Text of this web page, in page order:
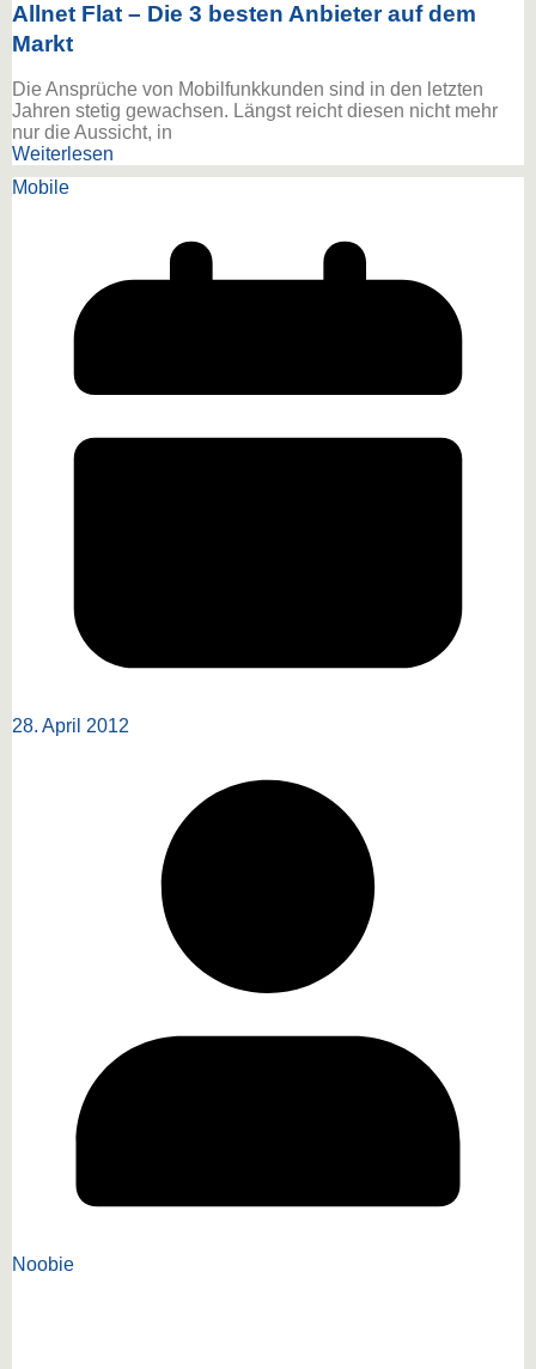
Allnet Flat – Die 3 besten Anbieter auf dem
Markt
Die Ansprüche von Mobilfunkkunden sind in den letzten
Jahren stetig gewachsen. Längst reicht diesen nicht mehr
nur die Aussicht, in
Weiterlesen
Mobile
28. April 2012
Noobie